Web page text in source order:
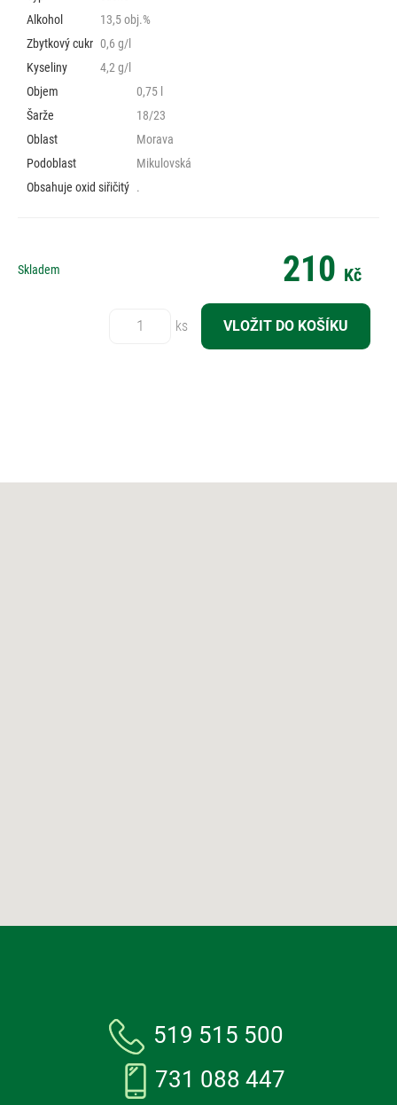
Alkohol
13,5 obj.%
Zbytkový cukr 0,6 g/l
Kyseliny
4,2 g/l
Objem
0,75 l
Šarže
18/23
Oblast
Morava
Podoblast
Mikulovská
Obsahuje oxid siřičitý .
Skladem 210 Kč
Počet:
ks
519 515 500
731 088 447